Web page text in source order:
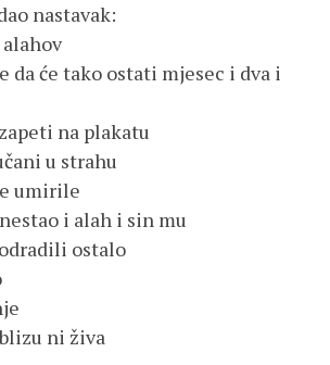
nastavak:
da će tako ostati mjesec i dva i
na plakatu
u strahu
umirile
i alah i sin mu
ostalo
ni živa